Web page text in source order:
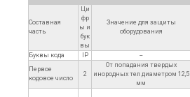
Составная
часть
Ци
фр
ы и
бук
вы
Значение для защиты
оборудования
Буквы кода IP --
Первое
кодовое число
2
От попадания твердых
инородных тел диаметром 12,5
мм